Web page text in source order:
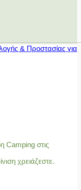
& Προστασίας για
Camping στις
χρειάζεστε.